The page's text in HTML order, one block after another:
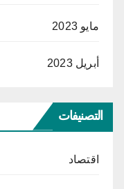
مايو 2023
أبريل 2023
التصنيفات
اقتصاد